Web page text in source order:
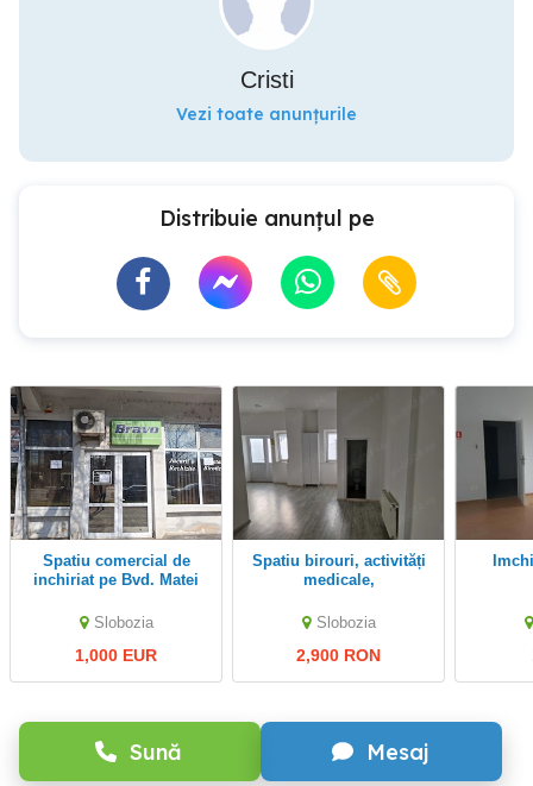
Sună Mesaj
Cristi
Vezi toate anunțurile
Distribuie anunțul pe
Spatiu comercial de
inchiriat pe Bvd. Matei
(Ialomita)
Slobozia
1,000 EUR
Spatiu birouri, activități
medicale,
Slobozia
2,900 RON